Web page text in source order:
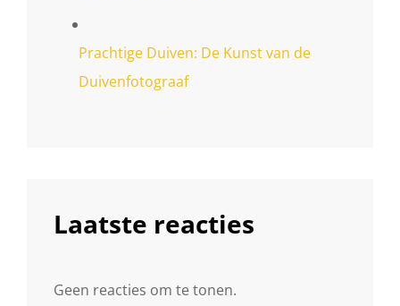
Prachtige Duiven: De Kunst van de
Duivenfotograaf
Laatste reacties
Geen reacties om te tonen.